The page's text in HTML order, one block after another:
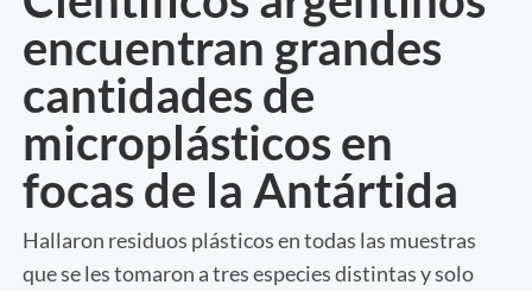
encuentran grandes
cantidades de
microplásticos en
focas de la Antártida
Hallaron residuos plásticos en todas las muestras
que se les tomaron a tres especies distintas y solo